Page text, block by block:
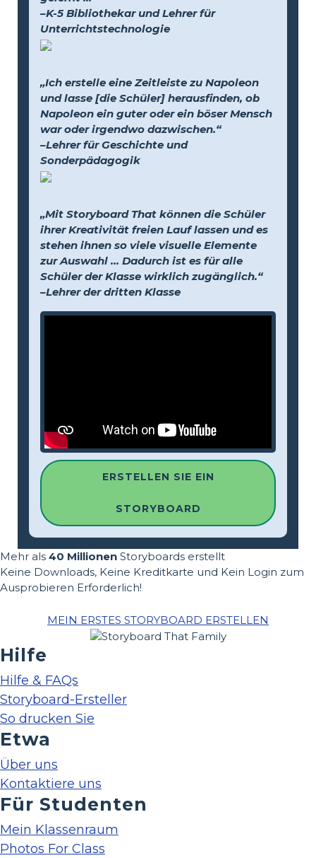
–K-5 Bibliothekar und Lehrer für
Unterrichtstechnologie
„Ich erstelle eine Zeitleiste zu Napoleon
und lasse [die Schüler] herausfinden, ob
Napoleon ein guter oder ein böser Mensch
war oder irgendwo dazwischen.“
–Lehrer für Geschichte und
Sonderpädagogik
„Mit Storyboard That können die Schüler
ihrer Kreativität freien Lauf lassen und es
stehen ihnen so viele visuelle Elemente
zur Auswahl … Dadurch ist es für alle
Schüler der Klasse wirklich zugänglich.“
–Lehrer der dritten Klasse
ERSTELLEN SIE EIN
STORYBOARD
Mehr als 40 Millionen Storyboards erstellt
Keine Downloads, Keine Kreditkarte und Kein Login zum
Ausprobieren Erforderlich!
MEIN ERSTES STORYBOARD ERSTELLEN
Hilfe
Hilfe & FAQs
Storyboard-Ersteller
So drucken Sie
Etwa
Über uns
Kontaktiere uns
Für Studenten
Mein Klassenraum
Photos For Class